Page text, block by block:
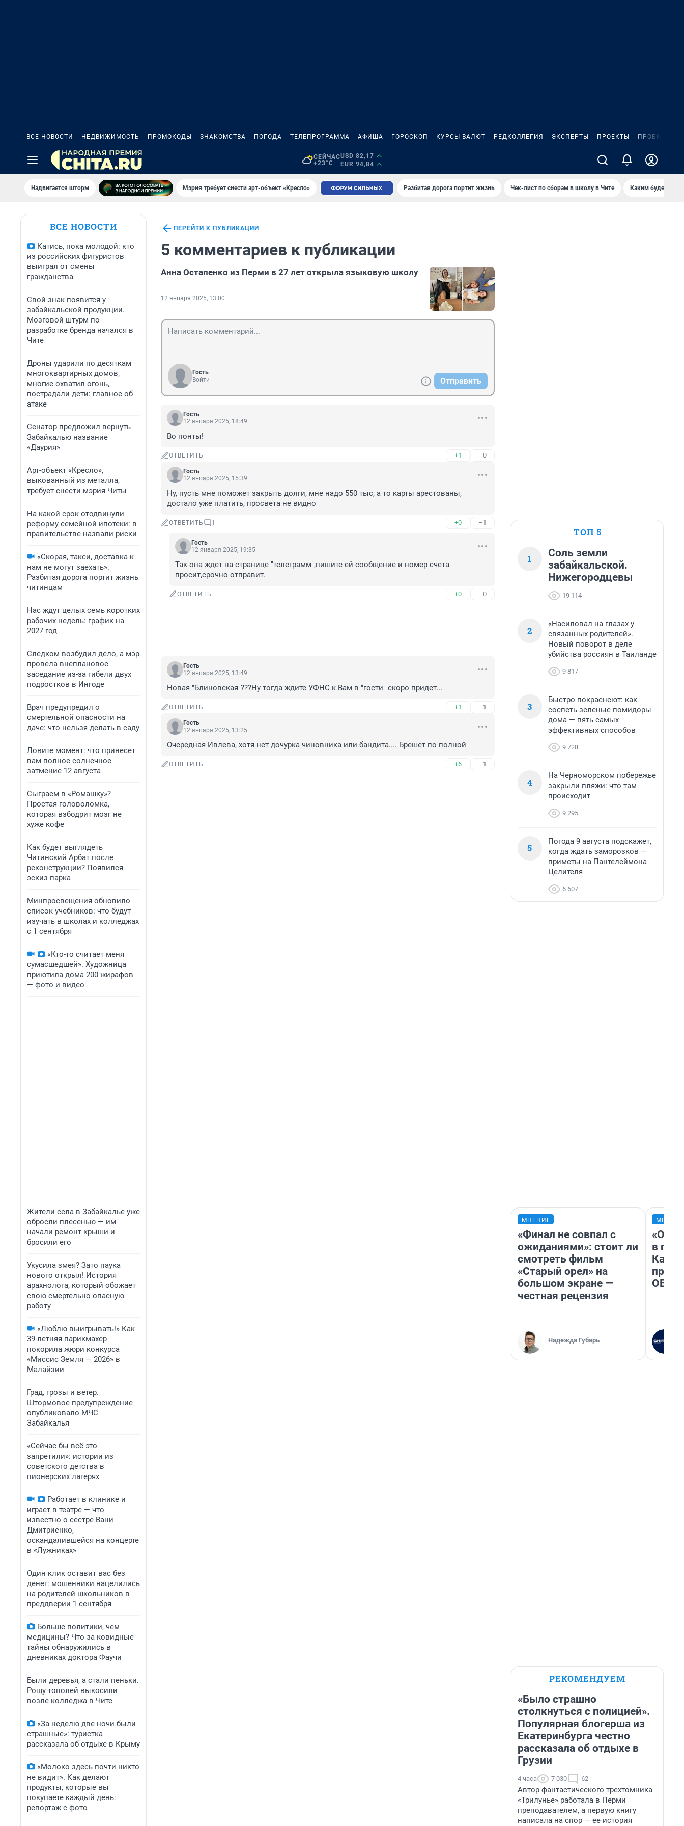
ВСЕ НОВОСТИ НЕДВИЖИМОСТЬ ПРОМОКОДЫ ЗНАКОМСТВА ПОГОДА ТЕЛЕПРОГРАММА АФИША ГОРОСКОП КУРСЫ ВАЛЮТ РЕДКОЛЛЕГИЯ ЭКСПЕРТЫ ПРОЕКТЫ ПРОБКИ
СЕЙЧАС
+23°C
USD 82,17
EUR 94,84
Надвигается шторм Мэрия требует снести арт-объект «Кресло» Разбитая дорога портит жизнь Чек-лист по сборам в школу в Чите Каким будет
ВСЕ НОВОСТИ
Катись, пока молодой: кто
из российских фигуристов
выиграл от смены
гражданства
Свой знак появится у
забайкальской продукции.
Мозговой штурм по
разработке бренда начался в
Чите
Дроны ударили по десяткам
многоквартирных домов,
многие охватил огонь,
пострадали дети: главное об
атаке
Сенатор предложил вернуть
Забайкалью название
«Даурия»
Арт-объект «Кресло»,
выкованный из металла,
требует снести мэрия Читы
На какой срок отодвинули
реформу семейной ипотеки: в
правительстве назвали риски
«Скорая, такси, доставка к
нам не могут заехать».
Разбитая дорога портит жизнь
читинцам
Нас ждут целых семь коротких
рабочих недель: график на
2027 год
Следком возбудил дело, а мэр
провела внеплановое
заседание из-за гибели двух
подростков в Ингоде
Врач предупредил о
смертельной опасности на
даче: что нельзя делать в саду
Ловите момент: что принесет
вам полное солнечное
затмение 12 августа
Сыграем в «Ромашку»?
Простая головоломка,
которая взбодрит мозг не
хуже кофе
Как будет выглядеть
Читинский Арбат после
реконструкции? Появился
эскиз парка
Минпросвещения обновило
список учебников: что будут
изучать в школах и колледжах
с 1 сентября
«Кто-то считает меня
сумасшедшей». Художница
приютила дома 200 жирафов
— фото и видео
Жители села в Забайкалье уже
обросли плесенью — им
начали ремонт крыши и
бросили его
Укусила змея? Зато паука
нового открыл! История
арахнолога, который обожает
свою смертельно опасную
работу
«Люблю выигрывать!» Как
39-летняя парикмахер
покорила жюри конкурса
«Миссис Земля — 2026» в
Малайзии
Град, грозы и ветер.
Штормовое предупреждение
опубликовало МЧС
Забайкалья
«Сейчас бы всё это
запретили»: истории из
советского детства в
пионерских лагерях
Работает в клинике и
играет в театре — что
известно о сестре Вани
Дмитриенко,
оскандалившейся на концерте
в «Лужниках»
Один клик оставит вас без
денег: мошенники нацелились
на родителей школьников в
преддверии 1 сентября
Больше политики, чем
медицины? Что за ковидные
тайны обнаружились в
дневниках доктора Фаучи
Были деревья, а стали пеньки.
Рощу тополей выкосили
возле колледжа в Чите
«За неделю две ночи были
страшные»: туристка
рассказала об отдыхе в Крыму
«Молоко здесь почти никто
не видит». Как делают
продукты, которые вы
покупаете каждый день:
репортаж с фото
ПЕРЕЙТИ К ПУБЛИКАЦИИ
5 комментариев к публикации
Анна Остапенко из Перми в 27 лет открыла языковую школу
12 января 2025, 13:00
Гость
Войти
Отправить
Гость
12 января 2025, 18:49
Во понты!
ОТВЕТИТЬ +1 –0
Гость
12 января 2025, 15:39
Ну, пусть мне поможет закрыть долги, мне надо 550 тыс, а то карты арестованы,
достало уже платить, просвета не видно
ОТВЕТИТЬ 1 +0 –1
Гость
12 января 2025, 19:35
Так она ждет на странице "телеграмм",пишите ей сообщение и номер счета
просит,срочно отправит.
ОТВЕТИТЬ +0 –0
Гость
12 января 2025, 13:49
Новая "Блиновская"???Ну тогда ждите УФНС к Вам в "гости" скоро придет...
ОТВЕТИТЬ +1 –1
Гость
12 января 2025, 13:25
Очередная Ивлева, хотя нет дочурка чиновника или бандита.... Брешет по полной
ОТВЕТИТЬ +6 –1
ТОП 5
1
Соль земли
забайкальской.
Нижегородцевы
19 114
2
«Насиловал на глазах у
связанных родителей».
Новый поворот в деле
убийства россиян в Таиланде
9 817
3
Быстро покраснеют: как
соспеть зеленые помидоры
дома — пять самых
эффективных способов
9 728
4
На Черноморском побережье
закрыли пляжи: что там
происходит
9 295
5
Погода 9 августа подскажет,
когда ждать заморозков —
приметы на Пантелеймона
Целителя
6 607
МНЕНИЕ
«Финал не совпал с
ожиданиями»: стоит ли
смотреть фильм
«Старый орел» на
большом экране —
честная рецензия
Надежда Губарь
в
Как в
ОВЗ
РЕКОМЕНДУЕМ
«Было страшно
столкнуться с полицией».
Популярная блогерша из
Екатеринбурга честно
рассказала об отдыхе в
Грузии
4 часа 7 030 62
Автор фантастического трехтомника
«Трилунье» работала в Перми
преподавателем, а первую книгу
написала на спор — ее история